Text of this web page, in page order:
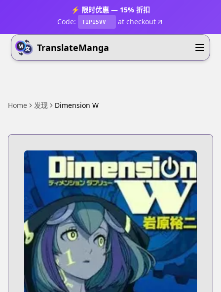
⚡ 限时优惠 — 15% 折扣
Code:
T1P15VV at checkout
TranslateManga
Home 发现 Dimension W